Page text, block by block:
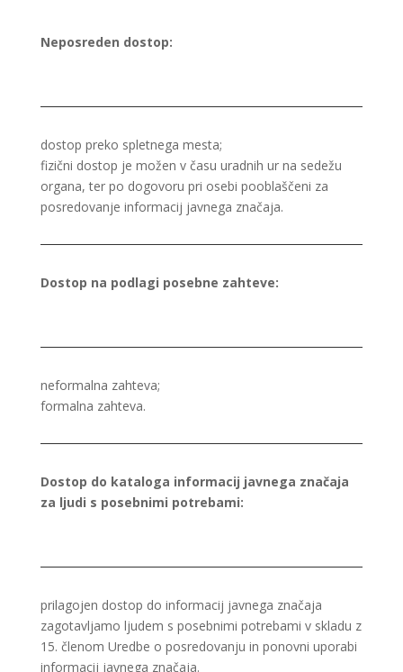
Neposreden dostop:
dostop preko spletnega mesta;
fizični dostop je možen v času uradnih ur na sedežu
organa, ter po dogovoru pri osebi pooblaščeni za
posredovanje informacij javnega značaja.
Dostop na podlagi posebne zahteve:
neformalna zahteva;
formalna zahteva.
Dostop do kataloga informacij javnega značaja
za ljudi s posebnimi potrebami:
prilagojen dostop do informacij javnega značaja
zagotavljamo ljudem s posebnimi potrebami v skladu z
15. členom Uredbe o posredovanju in ponovni uporabi
informacij javnega značaja.